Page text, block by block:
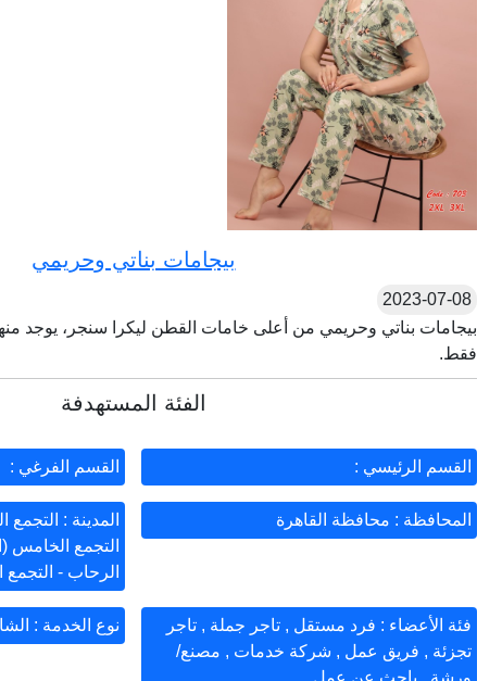
بيجامات بناتي وحريمي
2023-07-08
فقط.
الفئة المستهدفة
القسم الرئيسي : القسم الفرغي :
المحافظة : محافظة القاهرة
المدينة : التجمع
التجمع الخامس
الرحاب - التجمع
فئة الأعضاء : فرد مستقل , تاجر جملة , تاجر
تجزئة , فريق عمل , شركة خدمات , مصنع/
ورشة , باحث عن عمل
نوع الخدمة :